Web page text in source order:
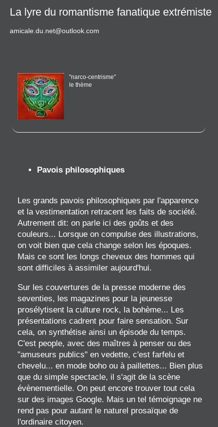
La lyre du romantisme fanatique extrémiste
amicale.du.net@outlook.com
"narco-centrisme"
le thème
Pavois philosophiques
Les grands pavois philosophiques par l'apparence
et la vestimentation retracent les faits de société.
Autrement dit: on parle ici des goûts et des
couleurs... Lorsque on compulse des illustrations,
on voit bien que cela change selon les époques.
Mais ce sont les longs cheveux des hommes qui
sont difficiles à assimiler aujourd'hui.
Sur les couvertures de la presse moderne des
seventies, les magazines pour la jeunesse
prosélytisent la culture rock, la bohème... Les
présentations cadrent pour faire sensation. Sur
cela, on synthétise ainsi un épisode du temps.
C'est people, avec des maîtres à penser ou des
"amuseurs publics" en vedette, c'est farfelu et
chevelu... en mode boho ou à paillettes... Bien plus
que du simple spectacle, il s'agit de la scène
évènementielle. On peut encore trouver tout cela
sur des images Google. Mais un tel témoignage ne
rend pas pour autant le naturel prosaïque de
l'ordinaire citoyen.